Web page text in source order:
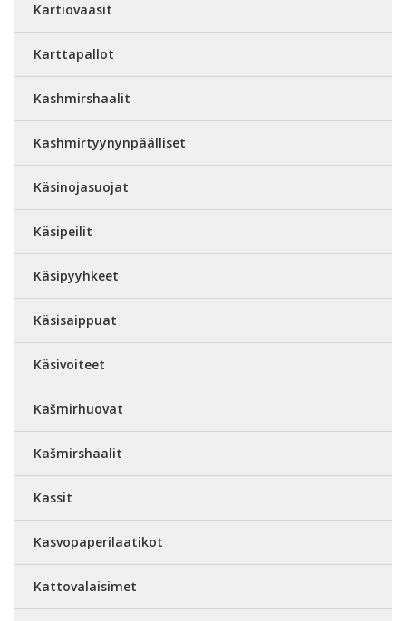
Kartiovaasit
Karttapallot
Kashmirshaalit
Kashmirtyynynpäälliset
Käsinojasuojat
Käsipeilit
Käsipyyhkeet
Käsisaippuat
Käsivoiteet
Kašmirhuovat
Kašmirshaalit
Kassit
Kasvopaperilaatikot
Kattovalaisimet